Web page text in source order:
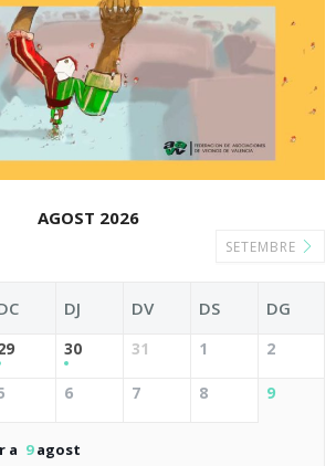
AGOST 2026
SETEMBRE
DJ DV DS DG
30 31 1 2
6 7 8 9
a 9agost